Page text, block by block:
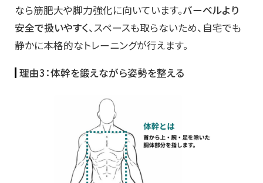
なら筋肥大や脚力強化に向いています。バーベルより
安全で扱いやすく、スペースも取らないため、自宅でも
静かに本格的なトレーニングが行えます。
理由3：体幹を鍛えながら姿勢を整える